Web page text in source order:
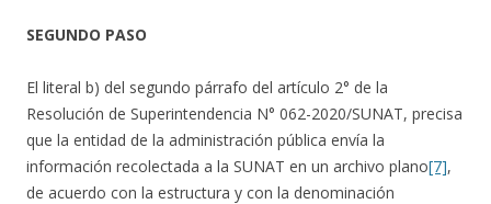
SEGUNDO PASO
El literal b) del segundo párrafo del artículo 2° de la
Resolución de Superintendencia N° 062-2020/SUNAT, precisa
que la entidad de la administración pública envía la
información recolectada a la SUNAT en un archivo plano[7],
de acuerdo con la estructura y con la denominación